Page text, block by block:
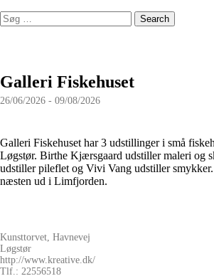
Search
for:
Galleri Fiskehuset
26/06/2026 - 09/08/2026
Galleri Fiskehuset har 3 udstillinger i små
Løgstør. Birthe Kjærsgaard udstiller maleri og
udstiller pileflet og Vivi Vang udstiller
næsten ud i Limfjorden.
Kunsttorvet, Havnevej
Løgstør
http://www.kreative.dk/
Tlf.: 22556518